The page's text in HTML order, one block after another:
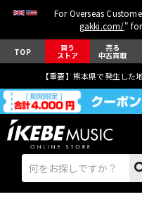
For Overseas
gakki.com/"
TOP 買う
ストア
売る
中古買取
【重要】熊本県で発生し